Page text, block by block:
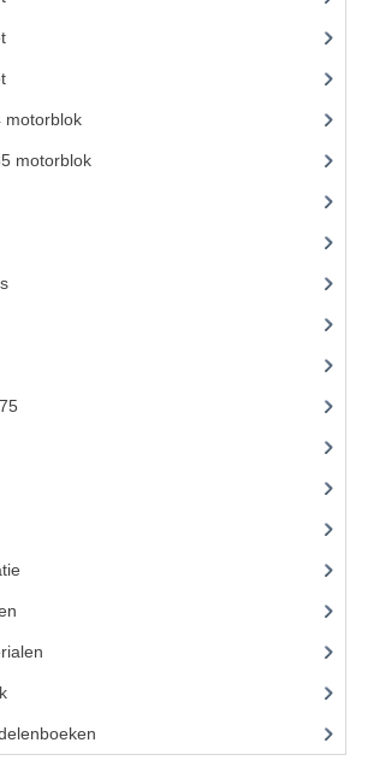
SCHAKELAARS
VOORVORK ONDERDELEN
SPROEIERSET BING KLEIN 44-021
BING ZESKANT 44-051
(17)
(22)
motorblok(4)
motorblok(13)
(22)
(309)
(73)